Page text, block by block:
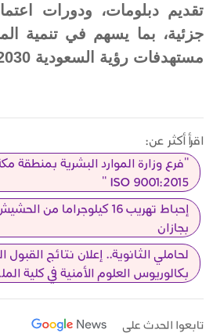
تقديم دبلومات، ودورات
جزئية، بما يسهم في تنمية
مستهدفات رؤية السعودية 2030.
اقرأ أكثر عن:
"فرع وزارة الموارد البشرية
ISO 9001:2015 "
إحباط تهريب 16 كيلوجراما
بجازان
لحاملي الثانوية.. إعلان نتائج القبول
بكالوريوس العلوم الأمنية في كلية
تابعوا الحدث على